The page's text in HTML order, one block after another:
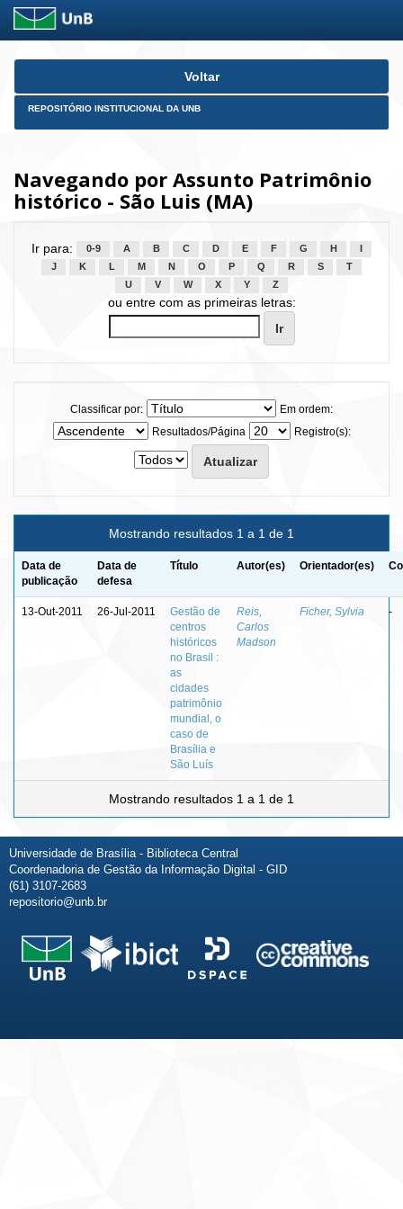
Skip
Voltar
REPOSITÓRIO INSTITUCIONAL DA UNB
Navegando por Assunto Patrimônio
histórico - São Luis (MA)
Ir para: 0-9 A B C D E F G H
J
K L M N O P Q R S
T
U
V W X Y Z
ou entre com as primeiras letras:
Classificar por:
Em ordem:
Resultados/Página
Registro(s):
Mostrando resultados 1 a 1 de 1
Data de
publicação
Data de
defesa
Título Autor(es) Orientador(es)
13-Out-2011 26-Jul-2011
Gestão de
centros
históricos
no Brasil :
as
cidades
patrimônio
mundial, o
caso de
Brasília e
São Luís
Reis,
Carlos
Madson
Ficher, Sylvia -
Mostrando resultados 1 a 1 de 1
Universidade de Brasília - Biblioteca Central
Coordenadoria de Gestão da Informação Digital - GID
(61) 3107-2683
repositorio@unb.br